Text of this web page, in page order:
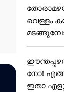
വെള്ളം
ൾ
നോ!
ഇതാ